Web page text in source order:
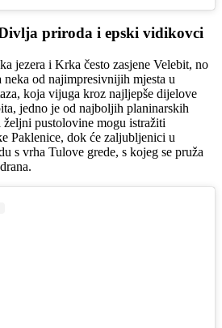
priroda i epski vidikovci
jezera i Krka često zasjene Velebit, no
od najimpresivnijih mjesta u
koja vijuga kroz najljepše dijelove
jedno je od najboljih planinarskih
pustolovine mogu istražiti
Paklenice, dok će zaljubljenici u
s vrha Tulove grede, s kojeg se pruža